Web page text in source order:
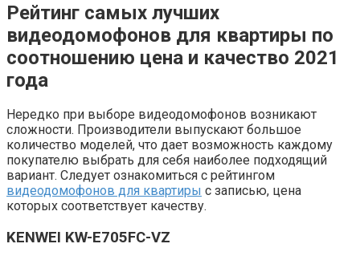
Рейтинг самых лучших
видеодомофонов для квартиры по
соотношению цена и качество 2021
года
Нередко при выборе видеодомофонов возникают
сложности. Производители выпускают большое
количество моделей, что дает возможность каждому
покупателю выбрать для себя наиболее подходящий
вариант. Следует ознакомиться с рейтингом
видеодомофонов для квартиры с записью, цена
которых соответствует качеству.
KENWEI KW-E705FC-VZ